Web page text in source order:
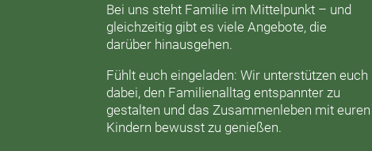
Bei uns steht Familie im Mittelpunkt – und
gleichzeitig gibt es viele Angebote, die
darüber hinausgehen.
Fühlt euch eingeladen: Wir unterstützen euch
dabei, den Familienalltag entspannter zu
gestalten und das Zusammenleben mit euren
Kindern bewusst zu genießen.